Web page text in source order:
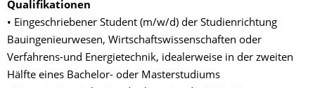
Qualifikationen
• Eingeschriebener Student (m/w/d) der Studienrichtung
Bauingenieurwesen, Wirtschaftswissenschaften oder
Verfahrens-und Energietechnik, idealerweise in der zweiten
Hälfte eines Bachelor- oder Masterstudiums